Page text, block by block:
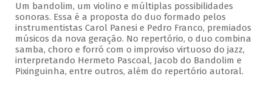
Um bandolim, um violino e múltiplas possibilidades
sonoras. Essa é a proposta do duo formado pelos
instrumentistas Carol Panesi e Pedro Franco, premiados
músicos da nova geração. No repertório, o duo combina
samba, choro e forró com o improviso virtuoso do jazz,
interpretando Hermeto Pascoal, Jacob do Bandolim e
Pixinguinha, entre outros, além do repertório autoral.